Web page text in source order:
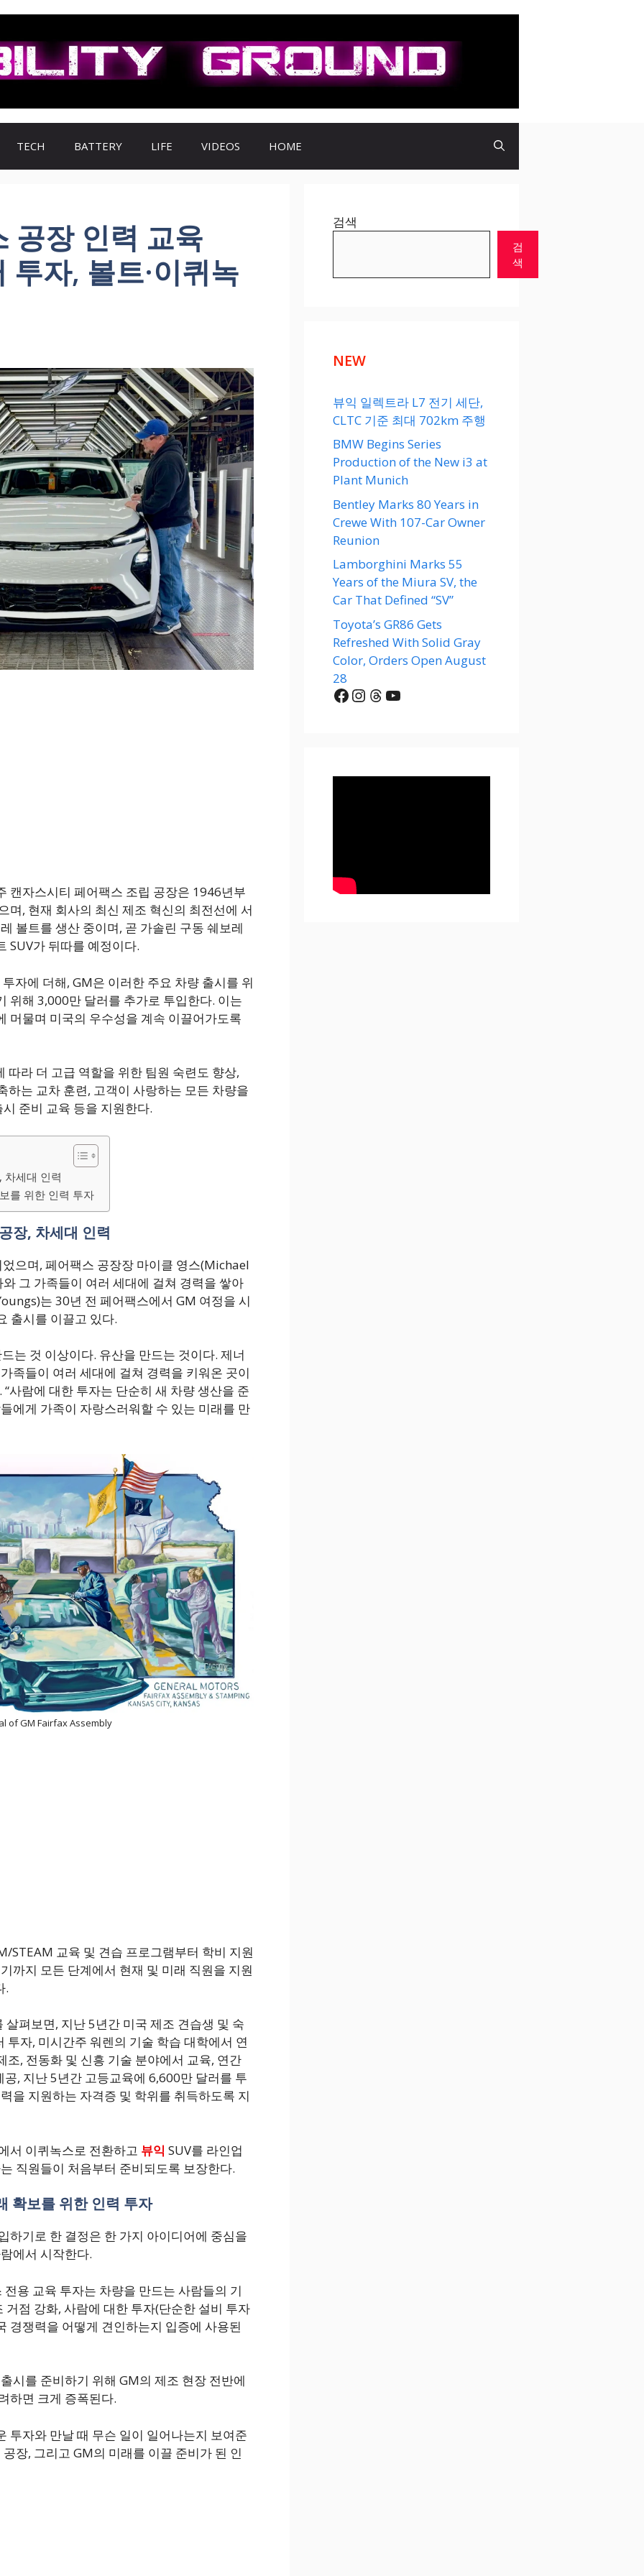
TECH BATTERY LIFE VIDEOS HOME
공장 인력 교육
자, 볼트·이퀴녹
캔자스시티 페어팩스 조립 공장은 1946년부
며, 현재 회사의 최신 제조 혁신의 최전선에 서
볼트를 생산 중이며, 곧 가솔린 구동 쉐보레
SUV가 뒤따를 예정이다.
자에 더해, GM은 이러한 주요 차량 출시를 위
위해 3,000만 달러를 추가로 투입한다. 이는
머물며 미국의 우수성을 계속 이끌어가도록
따라 더 고급 역할을 위한 팀원 숙련도 향상,
하는 교차 훈련, 고객이 사랑하는 모든 차량을
준비 교육 등을 지원한다.
차세대 인력
를 위한 인력 투자
장, 차세대 인력
으며, 페어팩스 공장장 마이클 영스(Michael
그 가족들이 여러 세대에 걸쳐 경력을 쌓아
는 30년 전 페어팩스에서 GM 여정을 시
출시를 이끌고 있다.
는 것 이상이다. 유산을 만드는 것이다. 제너
족들이 여러 세대에 걸쳐 경력을 키워온 곳이
사람에 대한 투자는 단순히 새 차량 생산을 준
에게 가족이 자랑스러워할 수 있는 미래를 만
of GM Fairfax Assembly
STEAM 교육 및 견습 프로그램부터 학비 지원
까지 모든 단계에서 현재 및 미래 직원을 지원
.
살펴보면, 지난 5년간 미국 제조 견습생 및 숙
투자, 미시간주 워렌의 기술 학습 대학에서 연
, 전동화 및 신흥 기술 분야에서 교육, 연간
, 지난 5년간 고등교육에 6,600만 달러를 투
을 지원하는 자격증 및 학위를 취득하도록 지
서 이퀴녹스로 전환하고 뷰익 SUV를 라인업
직원들이 처음부터 준비되도록 보장한다.
확보를 위한 인력 투자
하기로 한 결정은 한 가지 아이디어에 중심을
에서 시작한다.
용 교육 투자는 차량을 만드는 사람들의 기
점 강화, 사람에 대한 투자(단순한 설비 투자
경쟁력을 어떻게 견인하는지 입증에 사용된
시를 준비하기 위해 GM의 제조 현장 전반에
하면 크게 증폭된다.
투자와 만날 때 무슨 일이 일어나는지 보여준
장, 그리고 GM의 미래를 이끌 준비가 된 인
검색
검
색
NEW
뷰익 일렉트라 L7 전기 세단,
CLTC 기준 최대 702km 주행
BMW Begins Series
Production of the New i3 at
Plant Munich
Bentley Marks 80 Years in
Crewe With 107-Car Owner
Reunion
Lamborghini Marks 55
Years of the Miura SV, the
Car That Defined “SV”
Toyota’s GR86 Gets
Refreshed With Solid Gray
Color, Orders Open August
28
Facebook
Instagram
Threads
YouTube